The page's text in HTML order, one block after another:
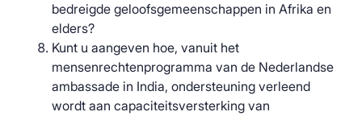
bedreigde geloofsgemeenschappen in Afrika en
elders?
Kunt u aangeven hoe, vanuit het
mensenrechtenprogramma van de Nederlandse
ambassade in India, ondersteuning verleend
wordt aan capaciteitsversterking van